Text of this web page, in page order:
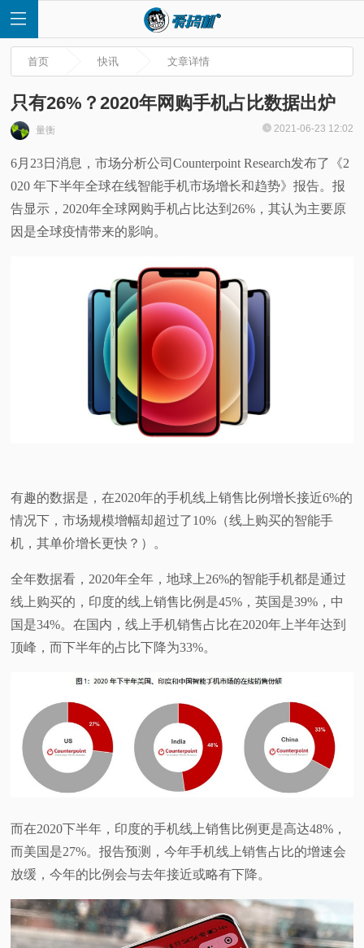
页
快
普
体
验
专
首页 快讯 文章详情
只有26%？2020年网购手机占比数据出炉
量衡 2021-06-23 12:02
6月23日消息，市场分析公司Counterpoint Research发布了《2
020 年下半年全球在线智能手机市场增长和趋势》报告。报
告显示，2020年全球网购手机占比达到26%，其认为主要原
因是全球疫情带来的影响。
有趣的数据是，在2020年的手机线上销售比例增长接近6%的
情况下，市场规模增幅却超过了10%（线上购买的智能手
机，其单价增长更快？）。
全年数据看，2020年全年，地球上26%的智能手机都是通过
线上购买的，印度的线上销售比例是45%，英国是39%，中
国是34%。在国内，线上手机销售占比在2020年上半年达到
顶峰，而下半年的占比下降为33%。
而在2020下半年，印度的手机线上销售比例更是高达48%，
而美国是27%。报告预测，今年手机线上销售占比的增速会
放缓，今年的比例会与去年接近或略有下降。